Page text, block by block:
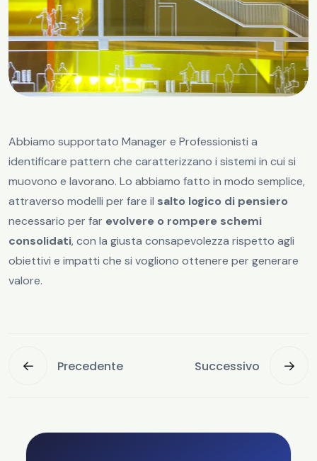
Abbiamo supportato Manager e Professionisti a
identificare pattern che caratterizzano i sistemi in cui si
muovono e lavorano. Lo abbiamo fatto in modo semplice,
attraverso modelli per fare il salto logico di pensiero
necessario per far evolvere o rompere schemi
consolidati, con la giusta consapevolezza rispetto agli
obiettivi e impatti che si vogliono ottenere per generare
valore.
Precedente Successivo